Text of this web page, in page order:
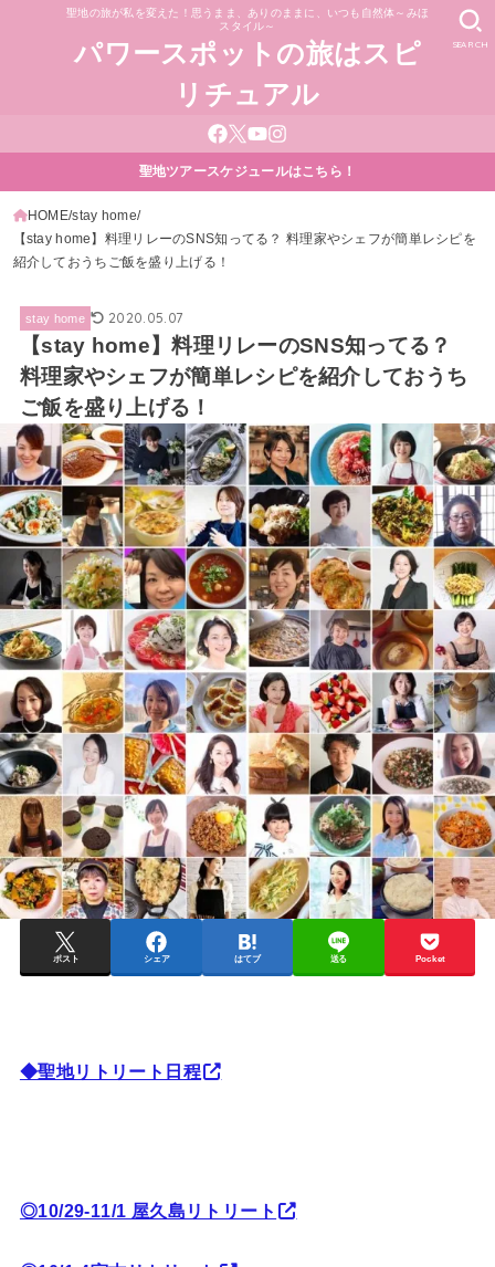
聖地の旅が私を変えた！思うまま、ありのままに、いつも自然体～みほ
スタイル～
パワースポットの旅はスピ
リチュアル
SEARCH
聖地ツアースケジュールはこちら！
HOME stay home
【stay home】料理リレーのSNS知ってる？ 料理家やシェフが簡単レシピを
紹介しておうちご飯を盛り上げる！
stay home 2020.05.07
【stay home】料理リレーのSNS知ってる？
料理家やシェフが簡単レシピを紹介しておうち
ご飯を盛り上げる！
ポスト シェア はてブ 送る Pocket
◆聖地リトリート日程
◎10/29-11/1 屋久島リトリート